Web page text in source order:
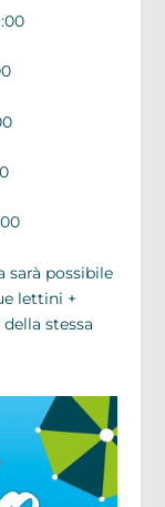
sarà possibile
lettini +
stessa